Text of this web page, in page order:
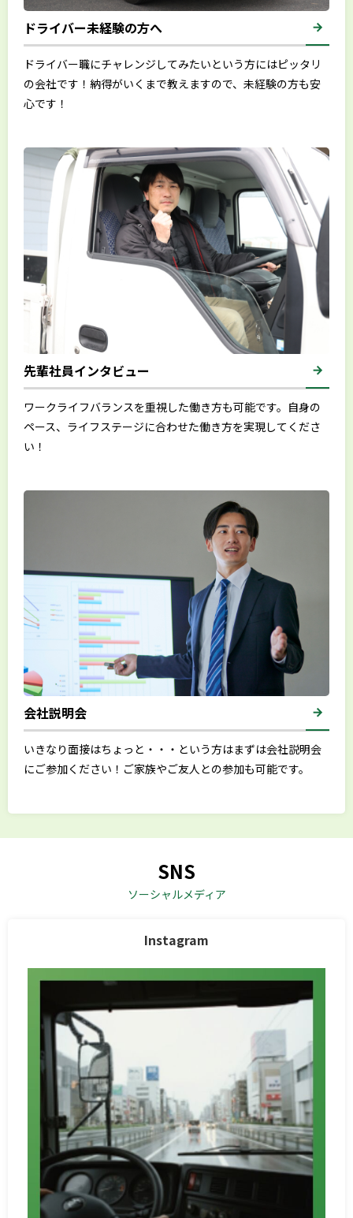
ドライバー未経験の方へ
ドライバー職にチャレンジしてみたいという方にはピッタリ
の会社です！納得がいくまで教えますので、未経験の方も安
心です！
先輩社員インタビュー
ワークライフバランスを重視した働き方も可能です。自身の
ペース、ライフステージに合わせた働き方を実現してくださ
い！
会社説明会
いきなり面接はちょっと・・・という方はまずは会社説明会
にご参加ください！ご家族やご友人との参加も可能です。
SNS
ソーシャルメディア
Instagram